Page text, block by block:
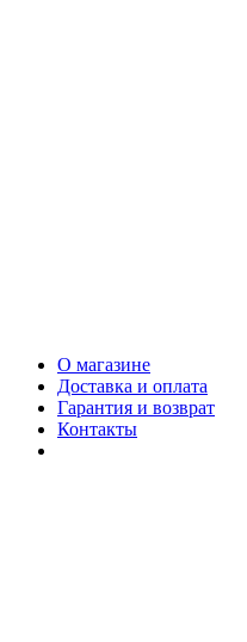
О магазине
Доставка и оплата
Гарантия и возврат
Контакты